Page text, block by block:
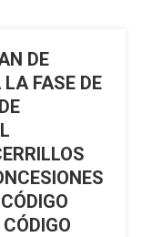
DE
FASE DE